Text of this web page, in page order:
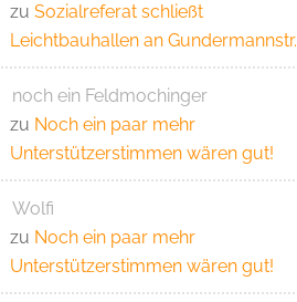
zu Sozialreferat schließt
Leichtbauhallen an Gundermannstr.
noch ein Feldmochinger
zu Noch ein paar mehr
Unterstützerstimmen wären gut!
Wolfi
zu Noch ein paar mehr
Unterstützerstimmen wären gut!